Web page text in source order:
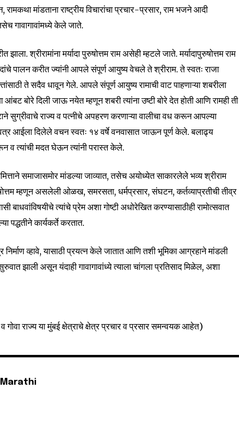
of
email address on our website or click
worry, we respect your privacy and
is safe with us.
Followers
रामकथा मांडताना राष्ट्रीय विचारांचा प्रचार-प्रसार, राम भजने आदी
गावागावांमध्ये केले जाते.
झाला. श्रीरामांना मर्यादा पुरुषोत्तम राम असेही म्हटले जाते. मर्यादापुरुषोत्तम राम
पालन करीत ज्यांनी आपले संपूर्ण आयुष्य वेचले ते श्रीराम. ते स्वतः राजा
ते सदैव धावून गेले. आपले संपूर्ण आयुष्य रामाची वाट पाहणाऱ्या शबरीला
आंबट बोरे दिली जाऊ नयेत म्हणून शबरी त्यांना उष्टी बोरे देत होती आणि रामही ती
सुग्रीवाचे राज्य व पत्नीचे अपहरण करणाऱ्या वालीचा वध करून आपल्या
आईला दिलेले वचन स्वतः १४ वर्षे वनवासात जाऊन पूर्ण केले. बलाढ्य
व त्यांची मदत घेऊन त्यांनी परास्त केले.
समाजासमोर मांडल्या जाव्यात, तसेच अयोध्येत साकारलेले भव्य श्रीराम
म्हणून असलेली ओळख, समरसता, धर्मप्रसार, संघटन, कर्तव्याप्रतीची तीव्र
बाधवांविषयीचे त्यांचे प्रेम अशा गोष्टी अधोरेखित करण्यासाठीही रामोत्सवात
पद्धतीने कार्यकर्ते करतात.
निर्माण व्हावे, यासाठी प्रयत्न केले जातात आणि तशी भूमिका आग्रहाने मांडली
झाली असून यंदाही गावागावांध्ये त्याला चांगला प्रतिसाद मिळेल, अशा
गोवा राज्य या मुंबई क्षेत्राचे क्षेत्र प्रचार व प्रसार समन्वयक आहेत)
Marathi